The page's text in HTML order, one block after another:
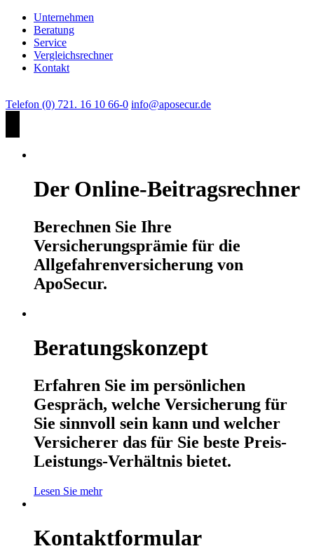
Unternehmen
Beratung
Service
Vergleichsrechner
Kontakt
Telefon (0) 721. 16 10 66-0 info@aposecur.de
Der Online-Beitragsrechner
Berechnen Sie Ihre
Versicherungsprämie für die
Allgefahrenversicherung von
ApoSecur.
Beratungskonzept
Erfahren Sie im persönlichen
Gespräch, welche Versicherung für
Sie sinnvoll sein kann und welcher
Versicherer das für Sie beste Preis-
Leistungs-Verhältnis bietet.
Lesen Sie mehr
Kontaktformular